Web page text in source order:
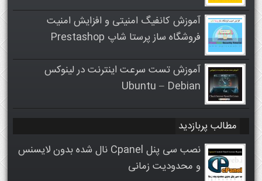
آموزش کانفیگ امنیتی و افزایش امنیت
فروشگاه ساز پرستا شاپ Prestashop
آموزش تست سرعت اینترنت در لینوکس
Ubuntu – Debian
مطالب پربازدید
نصب سی پنل Cpanel نال شده بدون لایسنس
و محدودیت زمانی